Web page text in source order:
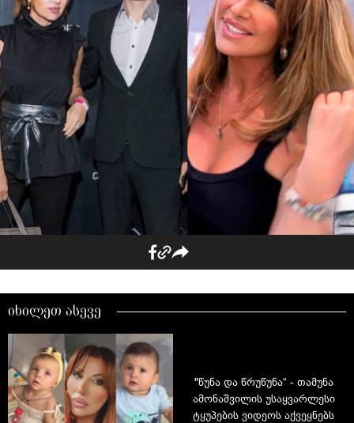
იხილეთ ასევე
"წუნა და წრუწუნა“ - თამუნა
ამონაშვილის უსაყვარლესი
ტყუპების ვიდეოს აქვეყნებს